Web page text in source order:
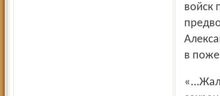
войск
в
«...Жалуем Вам сию Нашу Императорскую Грамоту для